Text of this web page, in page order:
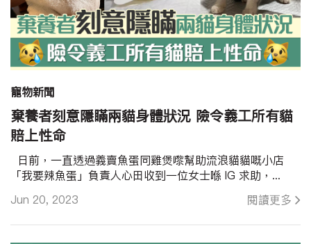
寵物新聞
棄養者刻意隱瞞兩貓身體狀況 險令義工所有貓
賠上性命
Jun 20, 2023 閱讀更多
日前，一直透過義賣魚蛋同雞煲嚟幫助流浪貓貓嘅小店
「我要辣魚蛋」負責人心田收到一位女士喺 IG 求助，...